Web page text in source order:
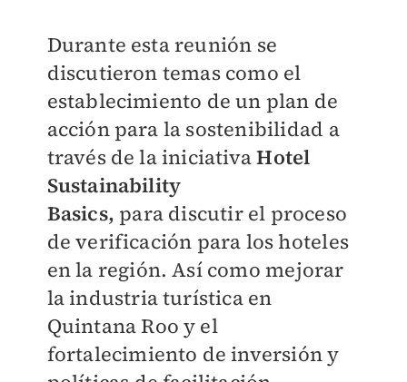
Durante esta reunión se
discutieron temas como el
establecimiento de un plan de
acción para la sostenibilidad a
través de la iniciativaHotel
Sustainability
Basics, para discutir el proceso
de verificación para los hoteles
en la región. Así comomejorar
la industria turística en
Quintana Roo y el
fortalecimiento de inversión y